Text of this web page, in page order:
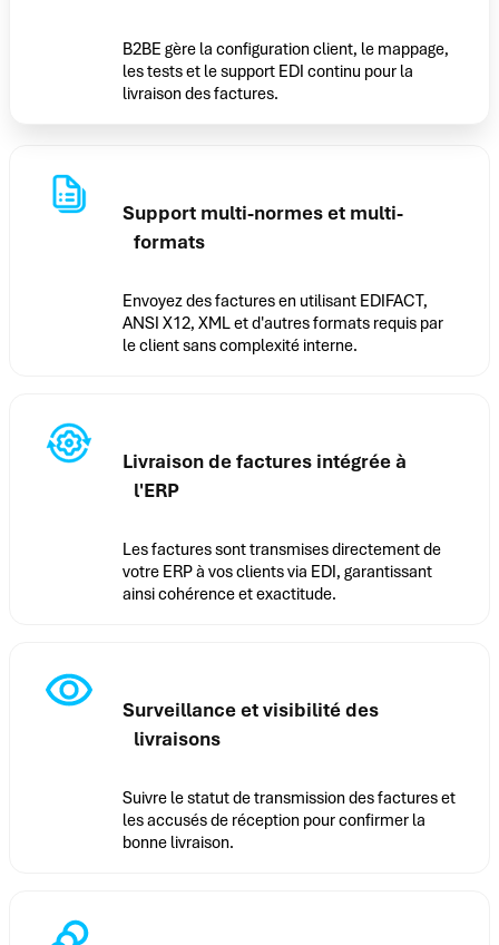
B2BE gère la configuration client, le mappage,
les tests et le support EDI continu pour la
livraison des factures.
Support multi-normes et multi-
formats
Envoyez des factures en utilisant EDIFACT,
ANSI X12, XML et d'autres formats requis par
le client sans complexité interne.
Livraison de factures intégrée à
l'ERP
Les factures sont transmises directement de
votre ERP à vos clients via EDI, garantissant
ainsi cohérence et exactitude.
Surveillance et visibilité des
livraisons
Suivre le statut de transmission des factures et
les accusés de réception pour confirmer la
bonne livraison.